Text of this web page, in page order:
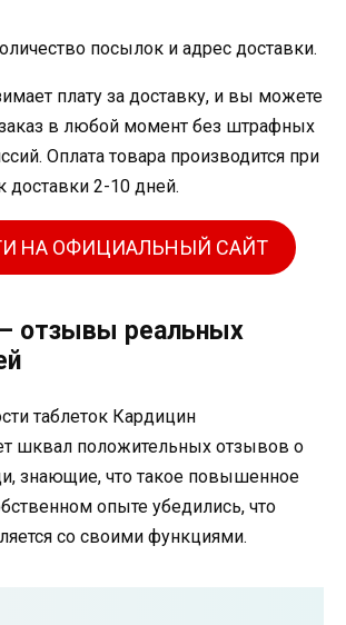
посылок и адрес доставки.
плату за доставку, и вы можете
в любой момент без штрафных
Оплата товара производится при
доставки 2-10 дней.
НА ОФИЦИАЛЬНЫЙ САЙТ
отзывы реальных
таблеток Кардицин
шквал положительных отзывов о
знающие, что такое повышенное
опыте убедились, что
со своими функциями.